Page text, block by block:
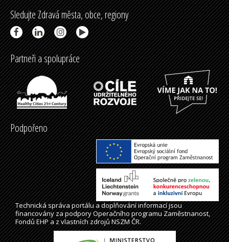
Sledujte Zdravá města, obce, regiony
Partneři a spolupráce
Podpořeno
Technická správaportálua doplňování informací jsou
financovány za podpory Operačního programu Zaměstnanost,
Fondů EHP a z vlastních zdrojů NSZM ČR.